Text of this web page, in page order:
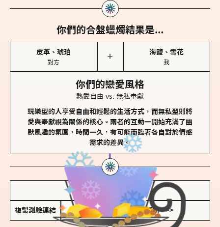
你們的合盤蠟燭結果是...
皮革、琥珀
對方
＋
海鹽、雪花
我
你們的戀愛風格
熱愛自由 vs. 無私奉獻
玩樂型的人享受自由和輕鬆的生活方式，而無私型則將
愛與奉獻視為關係的核心。兩者的互動一開始充滿了幽
默風趣的氛圍，時間一久，有可能面臨著各自對於情感
需求的差異。
儲存我的結果圖
複製測驗連結 查看香氛類型全解析 >>>